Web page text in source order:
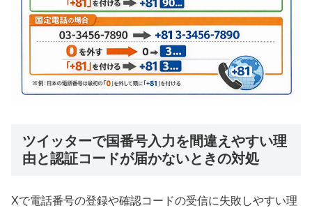
ツイッターで国番号入力を間違えやすい理
由と認証コードが届かないときの対処
Xで電話番号の登録や確認コードの受信に失敗しやすい理